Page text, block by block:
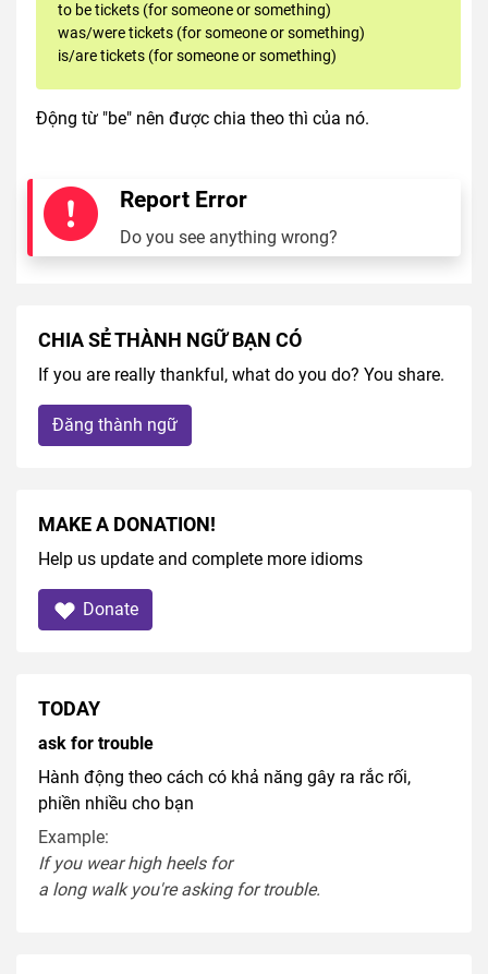
to be tickets (for someone or something)
was/were tickets (for someone or something)
is/are tickets (for someone or something)
Động từ "be" nên được chia theo thì của nó.
Report Error
Do you see anything wrong?
CHIA SẺ THÀNH NGỮ BẠN CÓ
If you are really thankful, what do you do? You share.
Đăng thành ngữ
MAKE A DONATION!
Help us update and complete more idioms
Donate
TODAY
ask for trouble
Hành động theo cách có khả năng gây ra rắc rối,
phiền nhiều cho bạn
Example:
If you wearhigh heelsfor
a long walkyou'reaskingfortrouble.